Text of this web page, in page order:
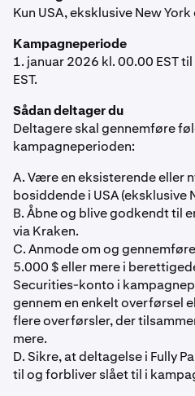
Kun USA, eksklusive New
Kampagneperiode
1. januar 2026 kl. 00.00 EST
EST.
Sådan deltager du
Deltagere skal gennemføre
kampagneperioden:
A. Være en eksisterende eller
bosiddende i USA (eksklusive
B. Åbne og blive godkendt til
via Kraken.
C. Anmode om og
5.000 $ eller mere i
Securities-konto i
gennem en enkelt overførsel
flere overførsler, der
mere.
D. Sikre, at deltagelse i Fully
til og forbliver slået til i